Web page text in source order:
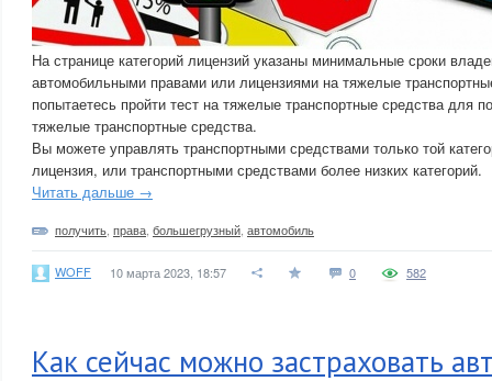
На странице категорий лицензий указаны минимальные сроки
автомобильными правами или лицензиями на тяжелые
попытаетесь пройти тест на тяжелые транспортные средства для
тяжелые транспортные средства.
Вы можете управлять транспортными средствами только той
лицензия, или транспортными средствами более низких категорий.
Читать дальше →
получить права большегрузный автомобиль
WOFF 10 марта 2023, 18:57 0 582
Как сейчас можно застраховать